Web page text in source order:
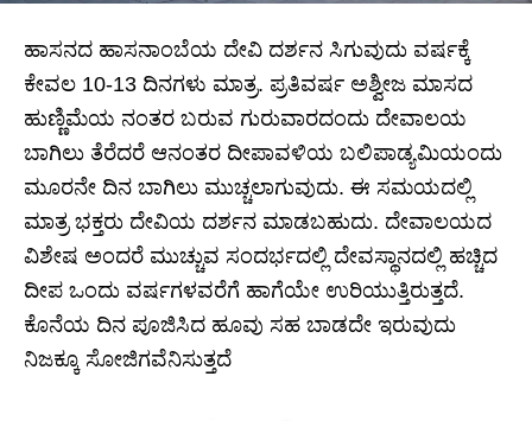
ಹಾಸನದ ಹಾಸನಾಂಬೆಯ ದೇವಿ ದರ್ಶನ ಸಿಗುವುದು ವರ್ಷಕ್ಕೆ
ಕೇವಲ 10-13 ದಿನಗಳು ಮಾತ್ರ. ಪ್ರತಿವರ್ಷ ಅಶ್ವೀಜ ಮಾಸದ
ಹುಣ್ಣಿಮೆಯ ನಂತರ ಬರುವ ಗುರುವಾರದಂದು ದೇವಾಲಯ
ಬಾಗಿಲು ತೆರೆದರೆ ಆನಂತರ ದೀಪಾವಳಿಯ ಬಲಿಪಾಡ್ಯಮಿಯಂದು
ಮೂರನೇ ದಿನ ಬಾಗಿಲು ಮುಚ್ಚಲಾಗುವುದು. ಈ ಸಮಯದಲ್ಲಿ
ಮಾತ್ರ ಭಕ್ತರು ದೇವಿಯ ದರ್ಶನ ಮಾಡಬಹುದು. ದೇವಾಲಯದ
ವಿಶೇಷ ಅಂದರೆ ಮುಚ್ಚುವ ಸಂದರ್ಭದಲ್ಲಿ ದೇವಸ್ಥಾನದಲ್ಲಿ ಹಚ್ಚಿದ
ದೀಪ ಒಂದು ವರ್ಷಗಳವರೆಗೆ ಹಾಗೆಯೇ ಉರಿಯುತ್ತಿರುತ್ತದೆ.
ಕೊನೆಯ ದಿನ ಪೂಜಿಸಿದ ಹೂವು ಸಹ ಬಾಡದೇ ಇರುವುದು
ನಿಜಕ್ಕೂ ಸೋಜಿಗವೆನಿಸುತ್ತದೆ